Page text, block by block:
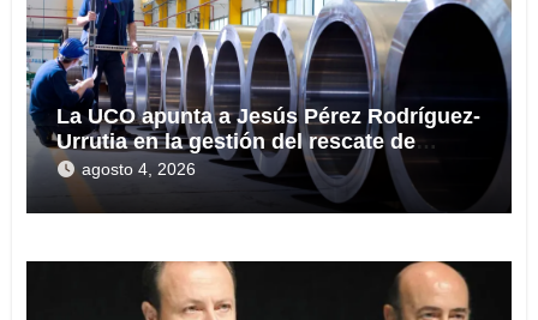
La UCO apunta a Jesús Pérez Rodríguez-
Urrutia en la gestión del rescate de
Tubos Reunidos
agosto 4, 2026